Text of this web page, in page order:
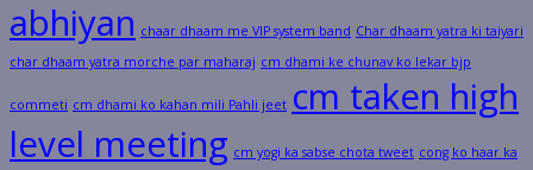
abhiyan chaar dhaam me VIP system band Char dhaam yatra ki taiyari
char dhaam yatra morche par maharaj cm dhami ke chunav ko lekar bjp
commeti cm dhami ko kahan mili Pahli jeet cm taken high
level meeting cm yogi ka sabse chota tweet cong ko haar ka